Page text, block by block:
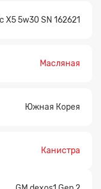
X5 5w30 SN 162621
Масляная
Южная Корея
Канистра